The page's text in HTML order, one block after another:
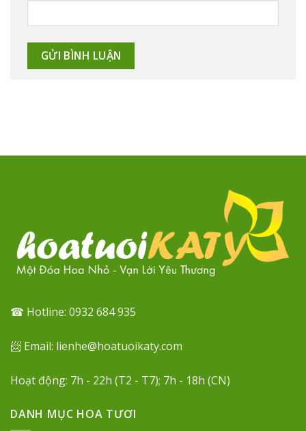
☎ Hotline: 0932 684 935
📨 Email: lienhe@hoatuoikaty.com
Hoạt động: 7h - 22h (T2 - T7); 7h - 18h (CN)
DANH MỤC HOA TƯƠI